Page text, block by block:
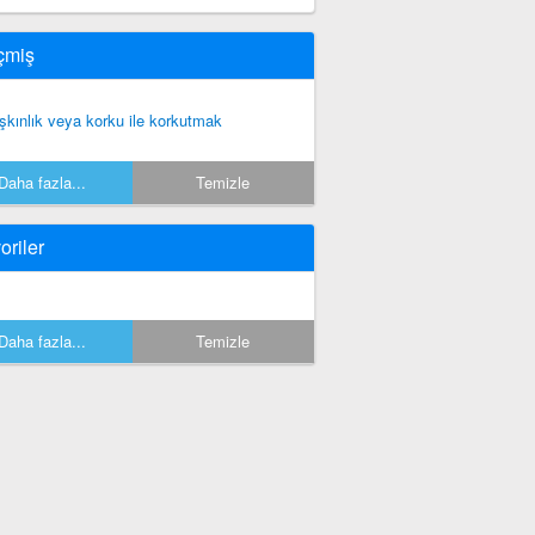
veya korku ile korkutmak
Daha fazla... Temizle
Daha fazla... Temizle